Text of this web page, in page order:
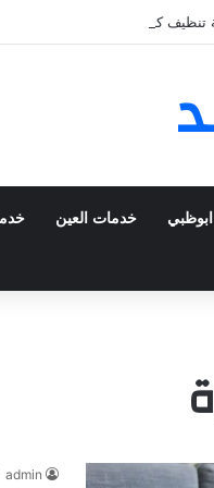
كنب في المزهر – دبي 0555980700 – خصم30%
خدمات العين
admin